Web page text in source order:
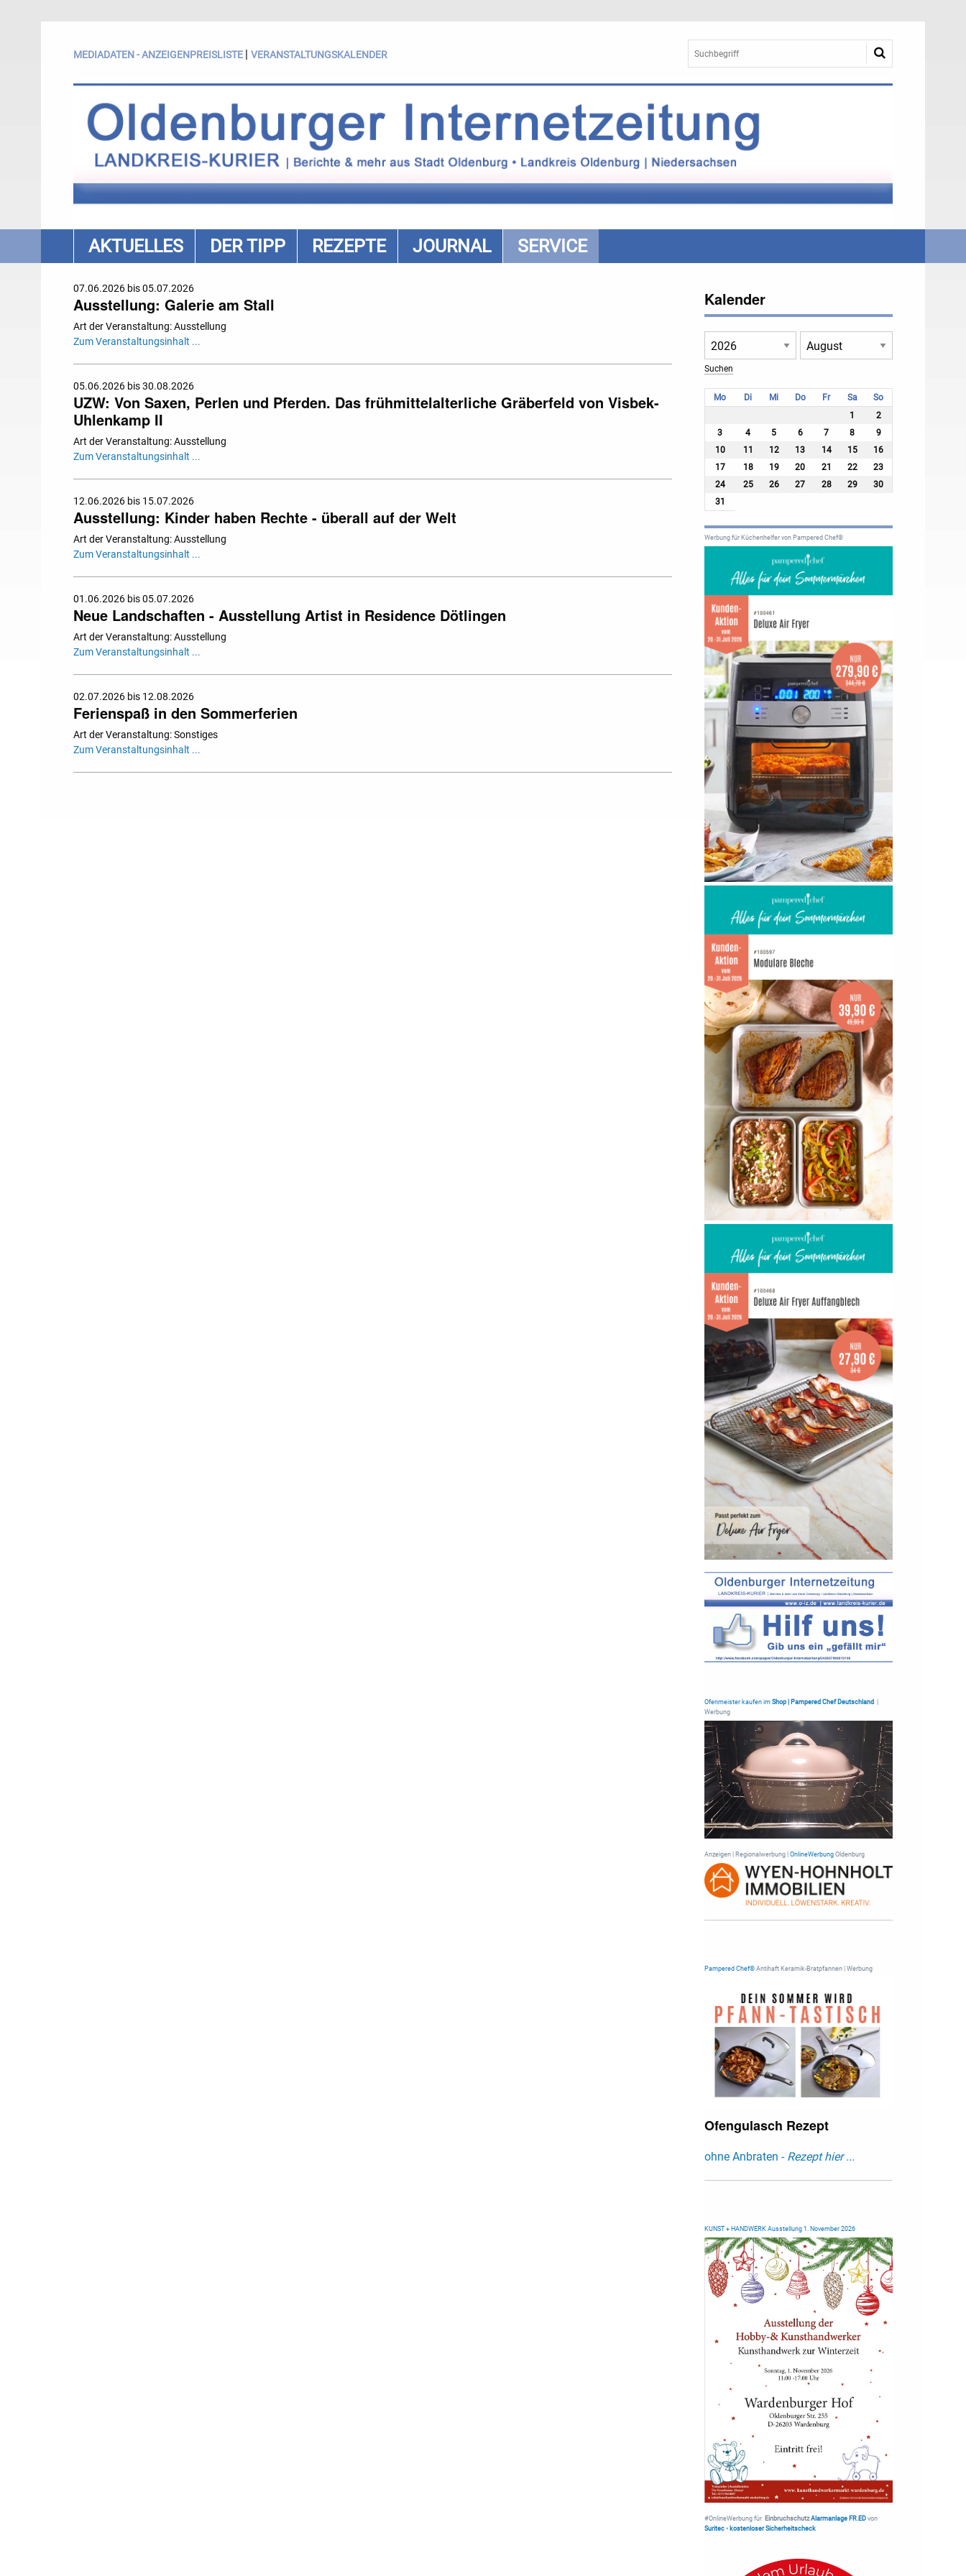
MEDIADATEN - ANZEIGENPREISLISTE | VERANSTALTUNGSKALENDER
AKTUELLES DER TIPP REZEPTE JOURNAL SERVICE
07.06.2026 bis 05.07.2026
Ausstellung: Galerie am Stall
Art der Veranstaltung: Ausstellung
Zum Veranstaltungsinhalt ...
05.06.2026 bis 30.08.2026
UZW: Von Saxen, Perlen und Pferden. Das frühmittelalterliche Gräberfeld von Visbek-
Uhlenkamp II
Art der Veranstaltung: Ausstellung
Zum Veranstaltungsinhalt ...
12.06.2026 bis 15.07.2026
Ausstellung: Kinder haben Rechte - überall auf der Welt
Art der Veranstaltung: Ausstellung
Zum Veranstaltungsinhalt ...
01.06.2026 bis 05.07.2026
Neue Landschaften - Ausstellung Artist in Residence Dötlingen
Art der Veranstaltung: Ausstellung
Zum Veranstaltungsinhalt ...
02.07.2026 bis 12.08.2026
Ferienspaß in den Sommerferien
Art der Veranstaltung: Sonstiges
Zum Veranstaltungsinhalt ...
Kalender
Mo Di Mi Do Fr Sa
So
1
2
3
4 5 6 7 8
9
10
11 12 13 14 15
16
17
18 19 20 21 22
23
24
25 26 27 28 29
30
31
Werbung für Küchenhelfer von Pampered Chef®
Ofenmeister kaufen im Shop | Pampered Chef Deutschland
Werbung
Anzeigen | Regionalwerbung | OnlineWerbungOldenburg
Pampered Chef®Antihaft Keramik-Bratpfannen | Werbung
Ofengulasch Rezept
ohne Anbraten - Rezept hier ...
KUNST + HANDWERK Ausstellung 1. November 2026
#OnlineWerbung für Einbruchschutz Alarmanlage FR.ED von
Suritec• kostenloser Sicherheitscheck